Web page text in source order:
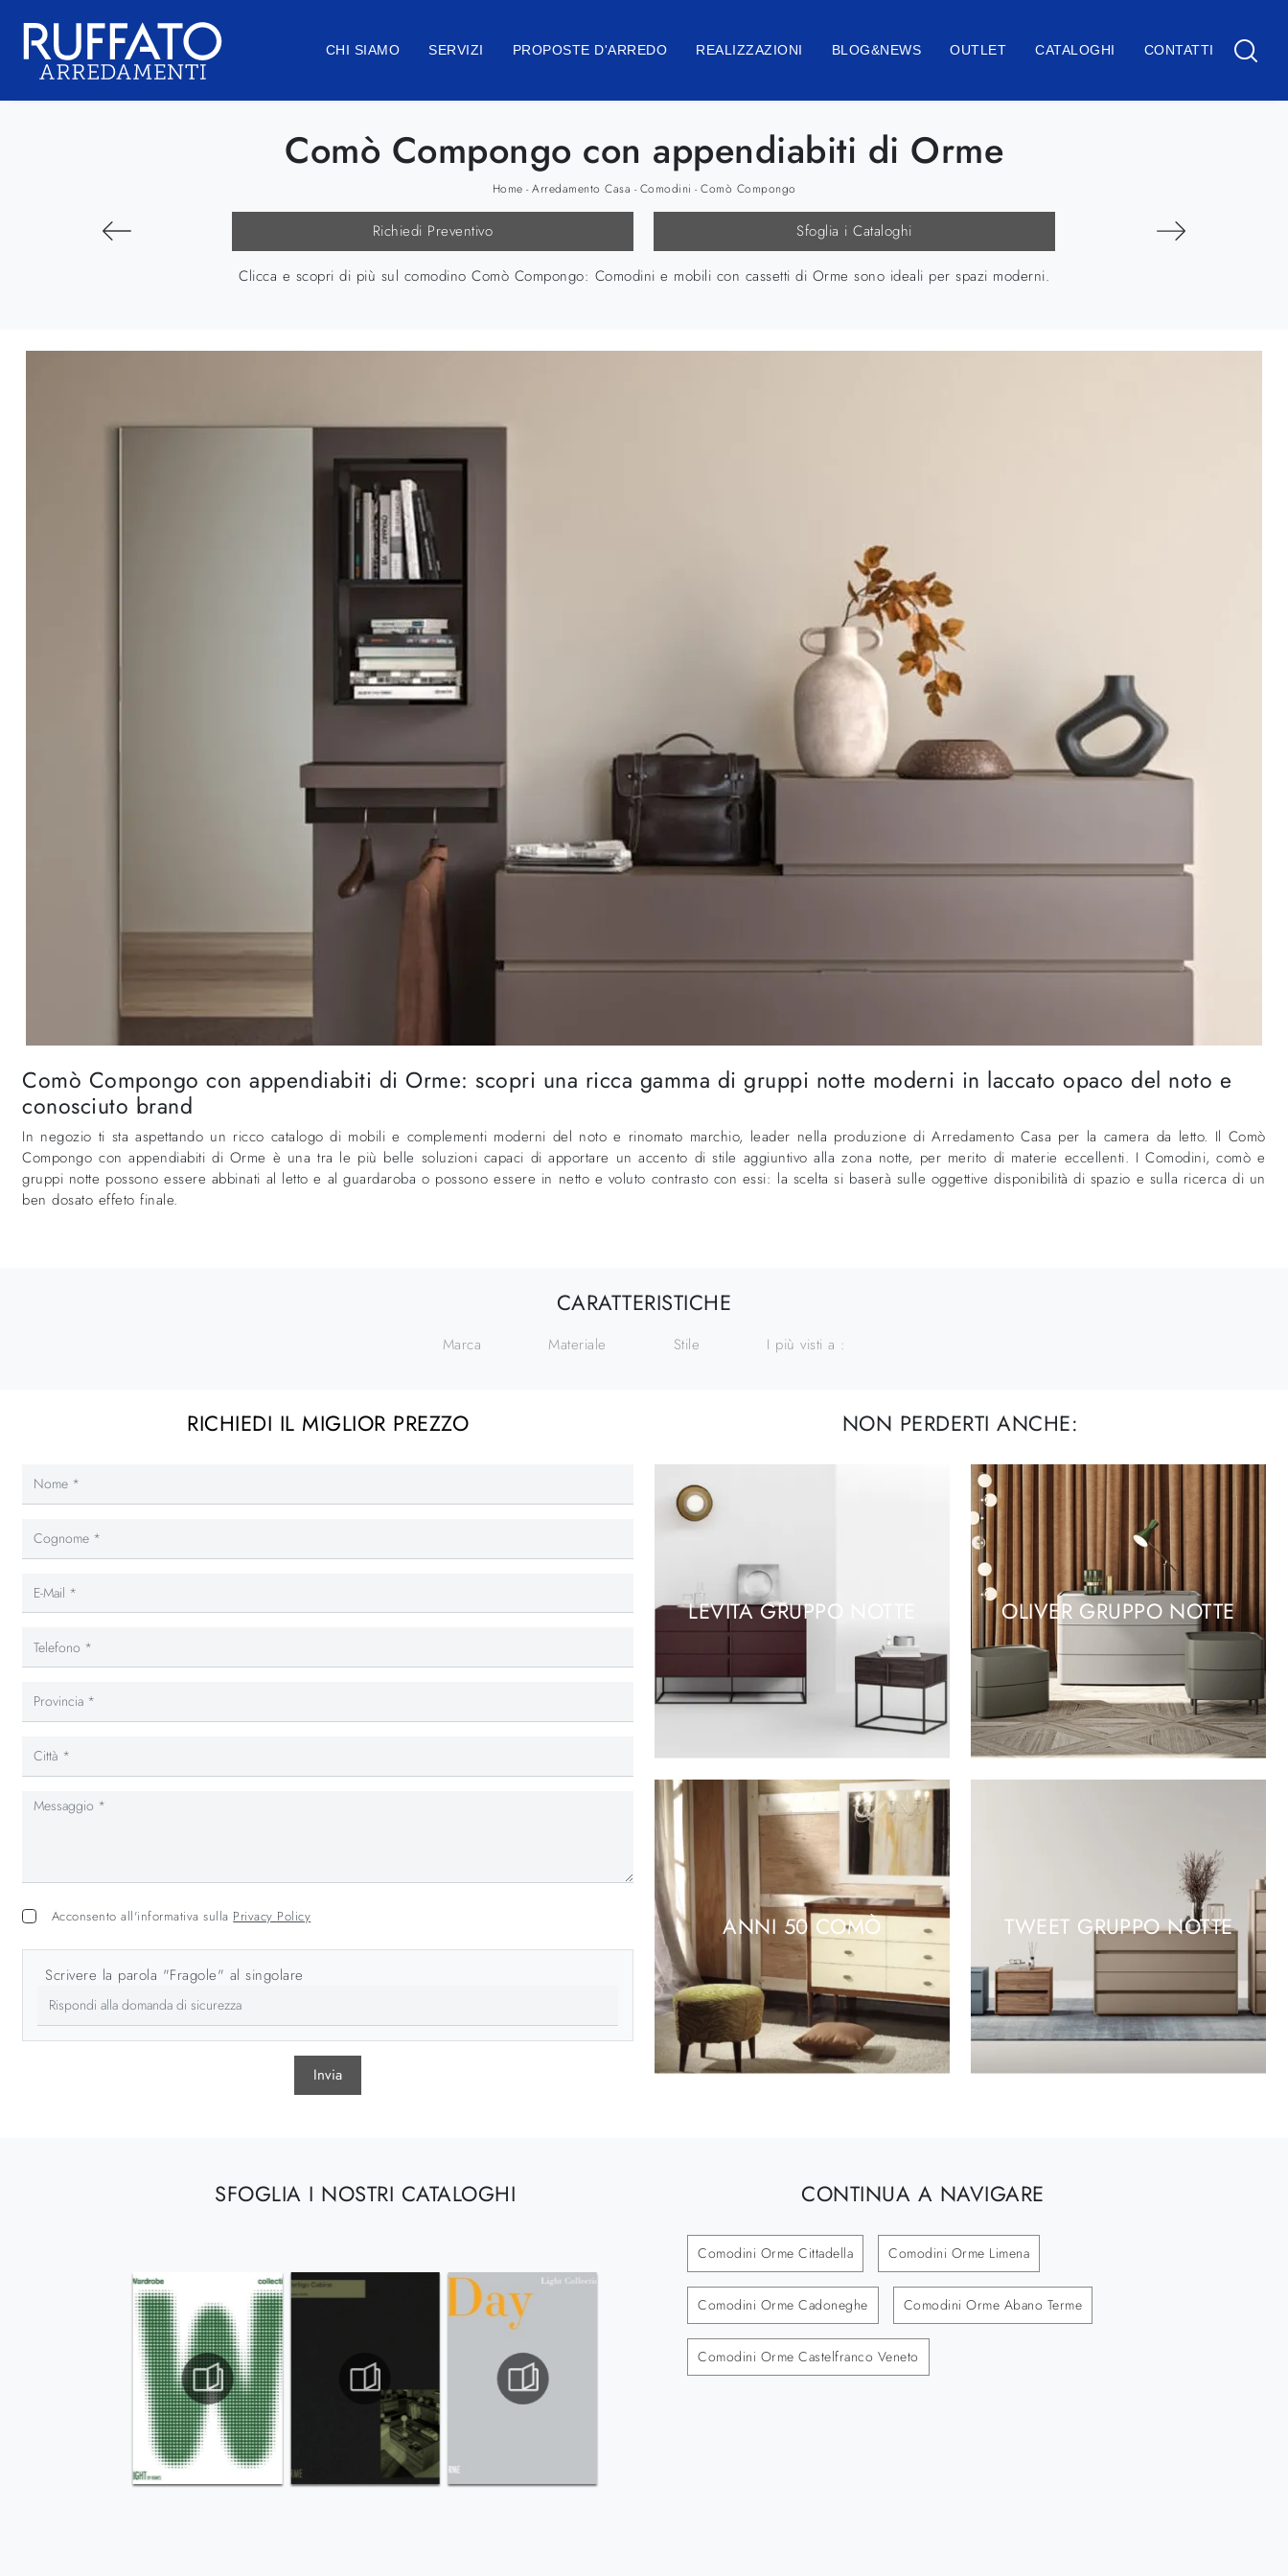
CHI SIAMO SERVIZI PROPOSTE D'ARREDO REALIZZAZIONI BLOG&NEWS OUTLET CATALOGHI CONTATTI
Comò Compongo con appendiabiti di Orme
Home -Arredamento Casa -Comodini -Comò Compongo
Richiedi Preventivo Sfoglia i Cataloghi
Clicca e scopri di più sul comodino Comò Compongo: Comodini e mobili con cassetti di Orme sono ideali per spazi moderni.
Comò Compongo con appendiabiti di Orme: scopri una ricca gamma di gruppi notte moderni in laccato opaco del noto e
conosciuto brand
In negozio ti sta aspettando un ricco catalogo di mobili e complementi moderni del noto e rinomato marchio, leader nella produzione di Arredamento Casa per la camera da letto. Il Comò
Compongo con appendiabiti di Orme è una tra le più belle soluzioni capaci di apportare un accento di stile aggiuntivo alla zona notte, per merito di materie eccellenti. I Comodini, comò e
gruppi notte possono essere abbinati al letto e al guardaroba o possono essere in netto e voluto contrasto con essi: la scelta si baserà sulle oggettive disponibilità di spazio e sulla ricerca di un
ben dosato effeto finale.
CARATTERISTICHE
Marca Materiale Stile I più visti a :
RICHIEDI IL MIGLIOR PREZZO
Acconsento all'informativa sulla Privacy Policy
Scrivere la parola "Fragole" al singolare
Invia
NON PERDERTI ANCHE:
LEVITA GRUPPO NOTTE OLIVER GRUPPO NOTTE
ANNI 50 COMÒ TWEET GRUPPO NOTTE
SFOGLIA I NOSTRI CATALOGHI CONTINUA A NAVIGARE
Comodini Orme Cittadella Comodini Orme Limena
Comodini Orme Cadoneghe Comodini Orme Abano Terme
Comodini Orme Castelfranco Veneto